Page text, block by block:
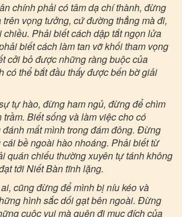
chính phải có tâm dạ chí thành, đừng
vọng tưởng, cứ đường thẳng mà đi,
Phải biết cách dập tắt ngọn lửa
biết cách làm tan vỡ khối tham vọng
cởi bỏ được những ràng buộc của
có thể bắt đầu thấy được bến bờ giải
tự hào, đừng ham ngủ, đừng để chìm
trầm. Biết sống và làm việc cho có
mất mình trong đám đông. Đừng
bề ngoài hào nhoáng. Phải biết từ
quán chiếu thường xuyên tự tánh không
tới Niết Bàn tĩnh lặng.
cũng đừng để mình bị níu kéo và
hình sắc dối gạt bên ngoài. Đừng
cuộc vui mà quên đi mục đích của